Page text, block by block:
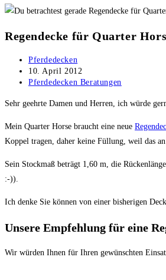
Regendecke für Quarter
Beitrags-
Autor:
Pferdedecken
Beitrag
veröffentlicht:
10. April 2012
Beitrags-
Pferdedecken Beratungen
Sehr geehrte Damen und Herren, ich würde
Mein Quarter Horse braucht eine neue
Koppel tragen, daher keine Füllung, weil das
Sein Stockmaß beträgt 1,60 m, die
:-)).
Ich denke Sie können von einer bisherigen
Unsere Empfehlung für eine
Wir würden Ihnen für Ihren gewünschten